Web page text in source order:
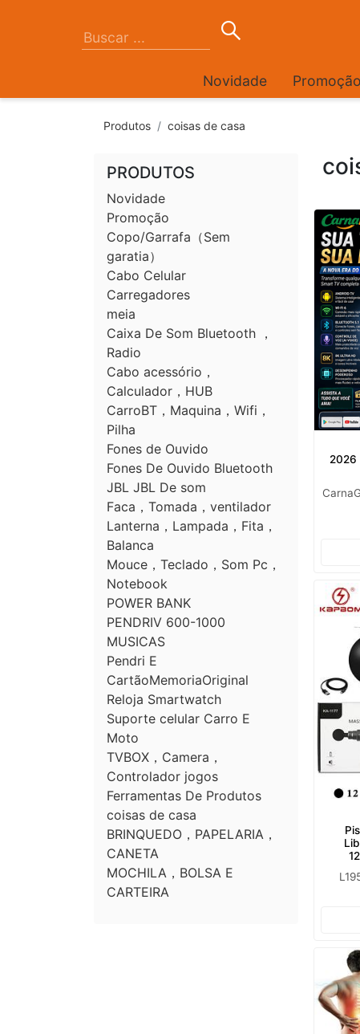
Novidade Promoção
Produtos coisas de casa
PRODUTOS
Novidade
Promoção
Copo/Garrafa（Sem
garatia）
Cabo Celular
Carregadores
meia
Caixa De Som Bluetooth ，
Radio
Cabo acessório，
Calculador，HUB
CarroBT，Maquina，Wifi，
Pilha
Fones de Ouvido
Fones De Ouvido Bluetooth
JBL JBL De som
Faca，Tomada，ventilador
Lanterna，Lampada，Fita，
Balanca
Mouce，Teclado，Som Pc，
Notebook
POWER BANK
PENDRIV 600-1000
MUSICAS
Pendri E
CartãoMemoriaOriginal
Reloja Smartwatch
Suporte celular Carro E
Moto
TVBOX，Camera，
Controlador jogos
Ferramentas De Produtos
coisas de casa
BRINQUEDO，PAPELARIA，
CANETA
MOCHILA，BOLSA E
CARTEIRA
2026